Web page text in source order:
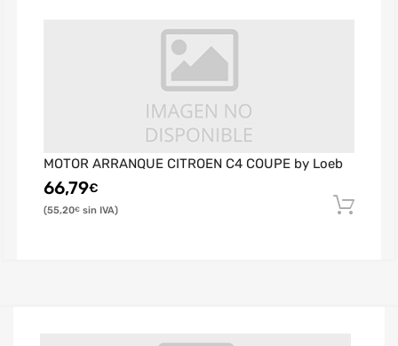
MOTOR ARRANQUE CITROEN C4 COUPE by Loeb
66,79€
55,20€